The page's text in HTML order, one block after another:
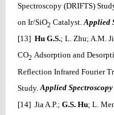
Spectroscopy (DRIFTS)
on Ir/SiO2 Catalyst. Applied
[13] Hu G.S.; L. Zhu; A.M.
CO2 Adsorption and
Reflection Infrared Fourier
Study.Applied Spectroscopy
[14] Jia A.P.; G.S. Hu; L.